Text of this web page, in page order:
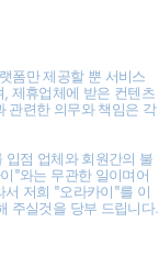
폼만 제공할 뿐 서비스
제휴업체에 받은 컨텐츠
관련한 의무와 책임은 각
점 업체와 회원간의 불
"와는 무관한 일이며어
서 저희 "오라카이"를 이
주실것을 당부 드립니다.